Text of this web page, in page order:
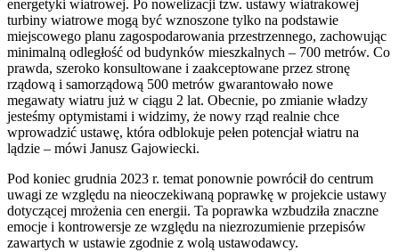
energetyki wiatrowej. Po nowelizacji tzw. ustawy wiatrakowej
turbiny wiatrowe mogą być wznoszone tylko na podstawie
miejscowego planu zagospodarowania przestrzennego, zachowując
minimalną odległość od budynków mieszkalnych – 700 metrów. Co
prawda, szeroko konsultowane i zaakceptowane przez stronę
rządową i samorządową 500 metrów gwarantowało nowe
megawaty wiatru już w ciągu 2 lat. Obecnie, po zmianie władzy
jesteśmy optymistami i widzimy, że nowy rząd realnie chce
wprowadzić ustawę, która odblokuje pełen potencjał wiatru na
lądzie – mówi Janusz Gajowiecki.
Pod koniec grudnia 2023 r. temat ponownie powrócił do centrum
uwagi ze względu na nieoczekiwaną poprawkę w projekcie ustawy
dotyczącej mrożenia cen energii. Ta poprawka wzbudziła znaczne
emocje i kontrowersje ze względu na niezrozumienie przepisów
zawartych w ustawie zgodnie z wolą ustawodawcy.